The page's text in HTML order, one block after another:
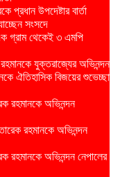
প্রধান উপদেষ্টার বার্তা
সংসদে
গ্রাম থেকেই ৩ এমপি
যুক্তরাজ্যের অভিনন্দন
ঐতিহাসিক বিজয়ের শুভেচ্ছা
রহমানকে অভিনন্দন
রহমানকে অভিনন্দন
রহমানকে অভিনন্দন নেপালের